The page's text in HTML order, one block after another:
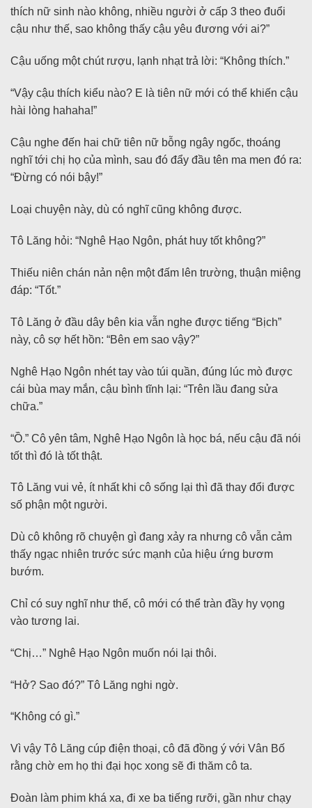
thích nữ sinh nào không, nhiều người ở cấp 3 theo đuổi
cậu như thế, sao không thấy cậu yêu đương với ai?”
Cậu uống một chút rượu, lạnh nhạt trả lời: “Không thích.”
“Vậy cậu thích kiểu nào? E là tiên nữ mới có thể khiến cậu
hài lòng hahaha!”
Cậu nghe đến hai chữ tiên nữ bỗng ngây ngốc, thoáng
nghĩ tới chị họ của mình, sau đó đẩy đầu tên ma men đó ra:
“Đừng có nói bậy!”
Loại chuyện này, dù có nghĩ cũng không được.
Tô Lăng hỏi: “Nghê Hạo Ngôn, phát huy tốt không?”
Thiếu niên chán nản nện một đấm lên trường, thuận miệng
đáp: “Tốt.”
Tô Lăng ở đầu dây bên kia vẫn nghe được tiếng “Bịch”
này, cô sợ hết hồn: “Bên em sao vậy?”
Nghê Hạo Ngôn nhét tay vào túi quần, đúng lúc mò được
cái bùa may mắn, cậu bình tĩnh lại: “Trên lầu đang sửa
chữa.”
“Ồ.” Cô yên tâm, Nghê Hạo Ngôn là học bá, nếu cậu đã nói
tốt thì đó là tốt thật.
Tô Lăng vui vẻ, ít nhất khi cô sống lại thì đã thay đổi được
số phận một người.
Dù cô không rõ chuyện gì đang xảy ra nhưng cô vẫn cảm
thấy ngạc nhiên trước sức mạnh của hiệu ứng bươm
bướm.
Chỉ có suy nghĩ như thế, cô mới có thể tràn đầy hy vọng
vào tương lai.
“Chị…” Nghê Hạo Ngôn muốn nói lại thôi.
“Hở? Sao đó?” Tô Lăng nghi ngờ.
“Không có gì.”
Vì vậy Tô Lăng cúp điện thoại, cô đã đồng ý với Vân Bố
rằng chờ em họ thi đại học xong sẽ đi thăm cô ta.
Đoàn làm phim khá xa, đi xe ba tiếng rưỡi, gần như chạy